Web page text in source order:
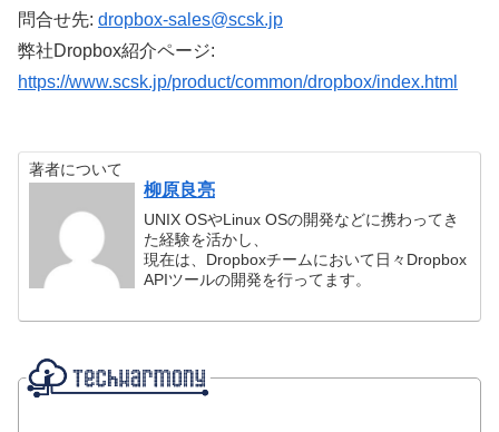
問合せ先: dropbox-sales@scsk.jp
弊社Dropbox紹介ページ:
https://www.scsk.jp/product/common/dropbox/index.html
著者について
柳原良亮
UNIX OSやLinux OSの開発などに携わってき
た経験を活かし、
現在は、Dropboxチームにおいて日々Dropbox
APIツールの開発を行ってます。